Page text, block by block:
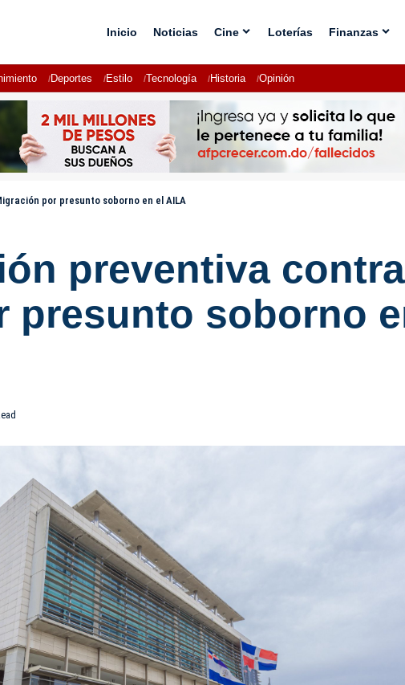
Inicio Noticias Cine Loterías Finanzas
Deportes Estilo Tecnología Historia Opinión
por presunto soborno en el AILA
preventiva
presunto soborno